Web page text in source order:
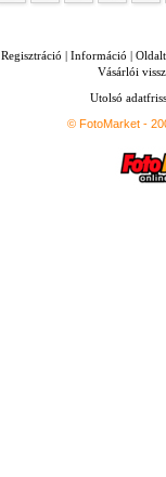
Regisztráció | Információ |
Vásárlói
Utolsó
© FotoMarket -